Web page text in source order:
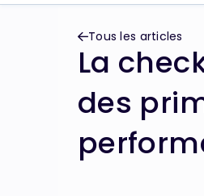
Tous les articles
La
des